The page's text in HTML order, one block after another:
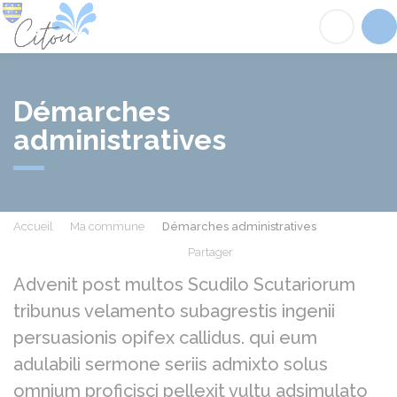
Démarches
administratives
Accueil Ma commune
Démarches administratives
Partager
Advenit post multos Scudilo Scutariorum
tribunus velamento subagrestis ingenii
persuasionis opifex callidus. qui eum
adulabili sermone seriis admixto solus
omnium proficisci pellexit vultu adsimulato